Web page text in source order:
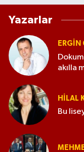
Yazarlar
ERGIN
akılla
HILAL
Bu